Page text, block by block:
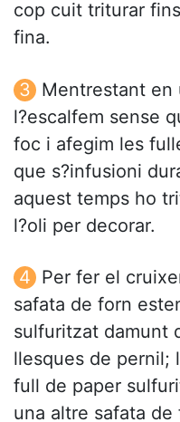
cop cuit triturar
fina.
Mentrestant en
l?escalfem sense
foc i afegim les
que s?infusioni
aquest temps ho
l?oli per decorar.
Per fer el
safata de forn
sulfuritzat damunt
llesques de pernil;
full de paper
una altre safata